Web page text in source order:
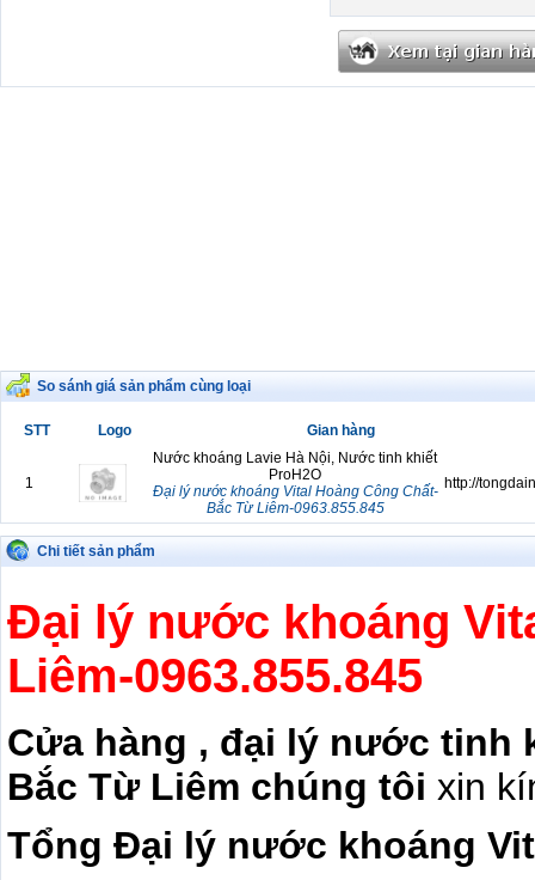
So sánh giá sản phẩm cùng loại
STT Logo Gian hàng
1
Nước khoáng Lavie Hà Nội, Nước tinh khiết
ProH2O
Đại lý nước khoáng Vital Hoàng Công Chất-
Bắc Từ Liêm-0963.855.845
http://
Chi tiết sản phẩm
Đại lý nước khoáng
Liêm-0963.855.845
Cửa hàng , đại lý nước tinh
Bắc Từ Liêm chúng tôi xin
Tổng Đại lý nước khoáng